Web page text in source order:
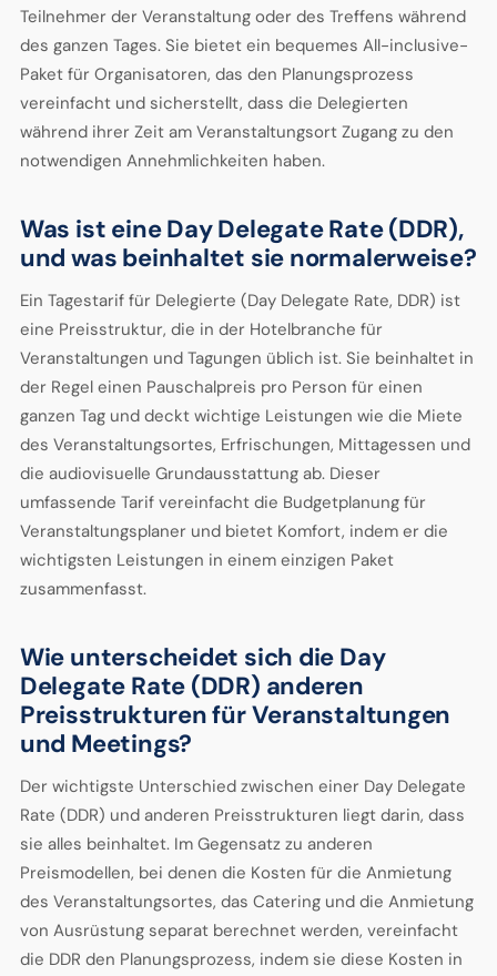
Teilnehmer der Veranstaltung oder des Treffens während
des ganzen Tages. Sie bietet ein bequemes All-inclusive-
Paket für Organisatoren, das den Planungsprozess
vereinfacht und sicherstellt, dass die Delegierten
während ihrer Zeit am Veranstaltungsort Zugang zu den
notwendigen Annehmlichkeiten haben.
Was ist eine Day Delegate Rate (DDR),
und was beinhaltet sie normalerweise?
Ein Tagestarif für Delegierte (Day Delegate Rate, DDR) ist
eine Preisstruktur, die in der Hotelbranche für
Veranstaltungen und Tagungen üblich ist. Sie beinhaltet in
der Regel einen Pauschalpreis pro Person für einen
ganzen Tag und deckt wichtige Leistungen wie die Miete
des Veranstaltungsortes, Erfrischungen, Mittagessen und
die audiovisuelle Grundausstattung ab. Dieser
umfassende Tarif vereinfacht die Budgetplanung für
Veranstaltungsplaner und bietet Komfort, indem er die
wichtigsten Leistungen in einem einzigen Paket
zusammenfasst.
Wie unterscheidet sich die Day
Delegate Rate (DDR) anderen
Preisstrukturen für Veranstaltungen
und Meetings?
Der wichtigste Unterschied zwischen einer Day Delegate
Rate (DDR) und anderen Preisstrukturen liegt darin, dass
sie alles beinhaltet. Im Gegensatz zu anderen
Preismodellen, bei denen die Kosten für die Anmietung
des Veranstaltungsortes, das Catering und die Anmietung
von Ausrüstung separat berechnet werden, vereinfacht
die DDR den Planungsprozess, indem sie diese Kosten in